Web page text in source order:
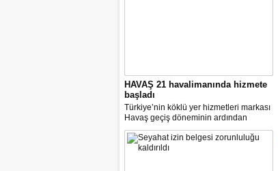
HAVAŞ 21 havalimanında hizmete
başladı
Türkiye’nin köklü yer hizmetleri markası
Havaş geçiş döneminin ardından
koronavirüse karşı tüm önlemleri alarak
tarifeli yolcu seferlerine hizmet vermeye
başladı.